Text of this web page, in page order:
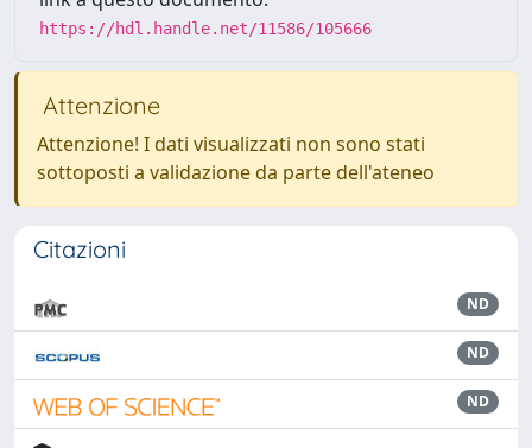
https://hdl.handle.net/11586/105666
Attenzione
Attenzione! I dati visualizzati non sono stati
sottoposti a validazione da parte dell'ateneo
Citazioni
ND
ND
ND